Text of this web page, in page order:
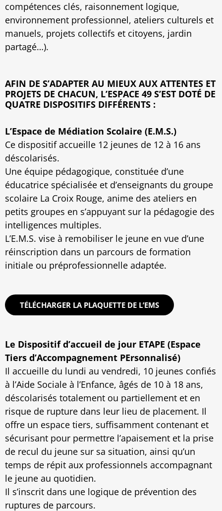
compétences clés, raisonnement logique,
environnement professionnel, ateliers culturels et
manuels, projets collectifs et citoyens, jardin
partagé…).
AFIN DE S’ADAPTER AU MIEUX AUX ATTENTES ET
PROJETS DE CHACUN, L’ESPACE 49 S’EST DOTÉ DE
QUATRE DISPOSITIFS DIFFÉRENTS :
L’Espace de Médiation Scolaire (E.M.S.)
Ce dispositif accueille 12 jeunes de 12 à 16 ans
déscolarisés.
Une équipe pédagogique, constituée d’une
éducatrice spécialisée et d’enseignants du groupe
scolaire La Croix Rouge, anime des ateliers en
petits groupes en s’appuyant sur la pédagogie des
intelligences multiples.
L’E.M.S. vise à remobiliser le jeune en vue d’une
réinscription dans un parcours de formation
initiale ou préprofessionnelle adaptée.
TÉLÉCHARGER LA PLAQUETTE DE L’EMS
Le Dispositif d’accueil de jour ETAPE (Espace
Tiers d’Accompagnement PErsonnalisé)
Il accueille du lundi au vendredi, 10 jeunes confiés
à l’Aide Sociale à l’Enfance, âgés de 10 à 18 ans,
déscolarisés totalement ou partiellement et en
risque de rupture dans leur lieu de placement. Il
offre un espace tiers, suffisamment contenant et
sécurisant pour permettre l’apaisement et la prise
de recul du jeune sur sa situation, ainsi qu’un
temps de répit aux professionnels accompagnant
le jeune au quotidien.
Il s’inscrit dans une logique de prévention des
ruptures de parcours.